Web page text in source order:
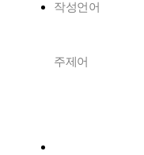
작성언어
주제어